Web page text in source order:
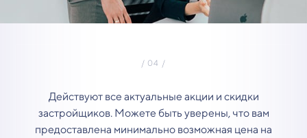
Действуют все актуальные акции и скидки
застройщиков. Можете быть уверены, что вам
предоставлена минимально возможная цена на